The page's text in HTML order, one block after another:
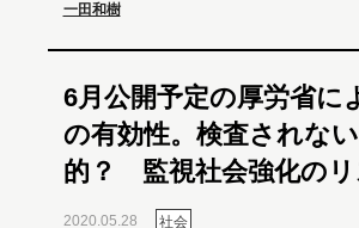
一田和樹
6月公開予定の厚労省に
の有効性。検査されな
的？ 監視社会強化のリ
2020.05.28 社会